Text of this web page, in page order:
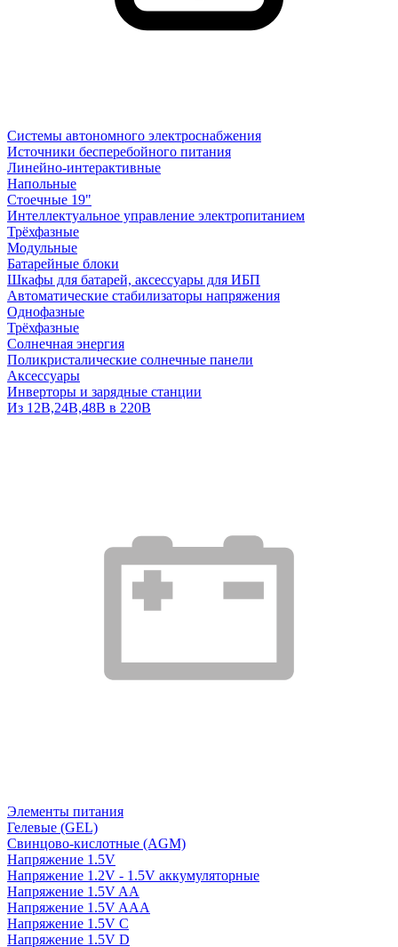
Системы автономного электроснабжения
Источники бесперебойного питания
Линейно-интерактивные
Напольные
Стоечные 19"
Интеллектуальное управление электропитанием
Трёхфазные
Модульные
Батарейные блоки
Шкафы для батарей, аксессуары для ИБП
Автоматические стабилизаторы напряжения
Однофазные
Трёхфазные
Солнечная энергия
Поликристалические солнечные панели
Аксессуары
Инверторы и зарядные станции
Из 12В,24В,48В в 220В
Элементы питания
Гелевые (GEL)
Свинцово-кислотные (AGM)
Напряжение 1.5V
Напряжение 1.2V - 1.5V аккумуляторные
Напряжение 1.5V AA
Напряжение 1.5V AAA
Напряжение 1.5V C
Напряжение 1.5V D